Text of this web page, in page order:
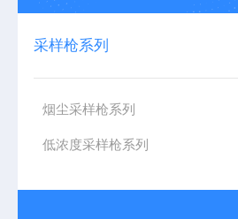
采样枪系列
烟尘采样枪系列
低浓度采样枪系列